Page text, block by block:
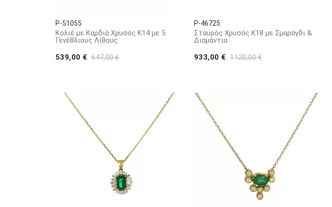
P-51055
Κολιέ με Καρδιά Χρυσός Κ14 με 5
Γενέθλιους Λίθους
539,00 € 647,00 €
P-46725
Σταυρός Χρυσός Κ18 με Σμαράγδι &
Διαμάντια
933,00 € 1120,00 €